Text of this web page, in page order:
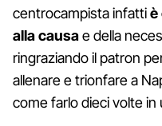
centrocampista infattiè
alla causae della
ringraziando il patron
allenare e trionfare a
come farlo dieci volte in